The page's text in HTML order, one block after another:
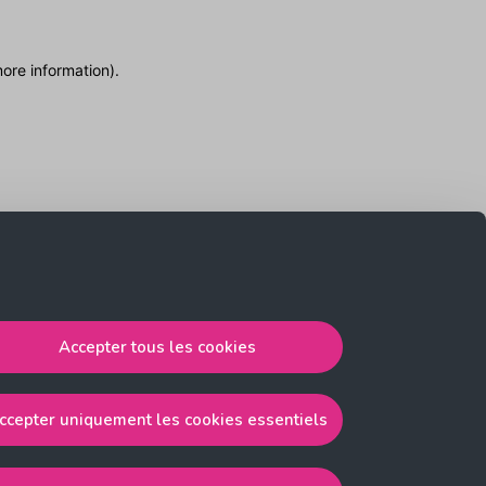
Accepter tous les cookies
uniquement les cookies essentiels
information).